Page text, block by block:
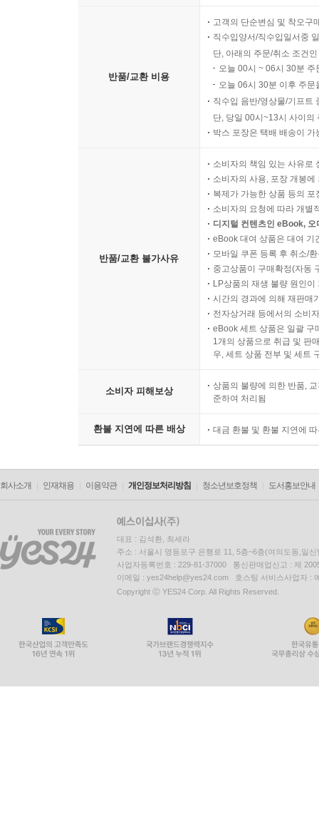
반품/교환 비용
고객의 단순변심 및 착오구
직수입양서/직수입일서중
단, 아래의 주문/취소 조건
오늘 00시 ~ 06시 30분
오늘 06시 30분 이후 주
직수입 음반/영상물/기프트
단, 당일 00시~13시 사이의
박스 포장은 택배 배송이
반품/교환 불가사유
소비자의 책임 있는 사유로
소비자의 사용, 포장 개봉
복제가 가능한 상품 등의
소비자의 요청에 따라 개별
디지털 컨텐츠인 eBook,
eBook 대여 상품은 대여 기
모바일 쿠폰 등록 후 취소/
중고상품이 구매확정(자동
LP상품의 재생 불량 원인
시간의 경과에 의해 재판매
전자상거래 등에서의 소비
eBook 세트 상품은 일괄 구
1개의 상품으로 취급 및 판
우, 세트 상품 전부 및 세트
소비자 피해보상
상품의 불량에 의한 반품,
준하여 처리됨
환불 지연에 따른 배상 대금 환불 및 환불 지연에
회사소개 인재채용 이용약관 개인정보처리방침 청소년보호정책 도서홍보안내
대표 : 김석환, 최세라
주소 : 서울시 영등포구 은행로 11, 5층~6층(여의도동,일신
사업자등록번호 : 229-81-37000 통신판매업신고 : 제
이메일 : yes24help@yes24.com 호스팅 서비스사업자 :
Copyright ⓒ YES24 Corp. All Rights Reserved.